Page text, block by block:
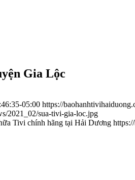
Gia Lộc
05:00 https://
2021_02/sua-tivi-gia-loc.jpg
Tivi chính hãng tại Hải Dương